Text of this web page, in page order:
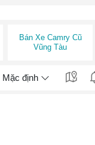
Bán Xe Camry Cũ
Vũng Tàu
Mặc định